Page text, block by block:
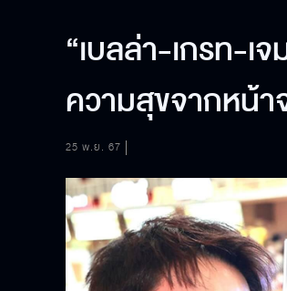
“เบลล่า-เกรท-เ
ความสุขจากหน้
25 พ.ย. 67